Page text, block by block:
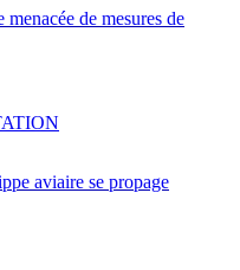
de mesures de
aviaire se propage